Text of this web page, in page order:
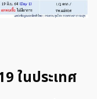
ในประเทศ